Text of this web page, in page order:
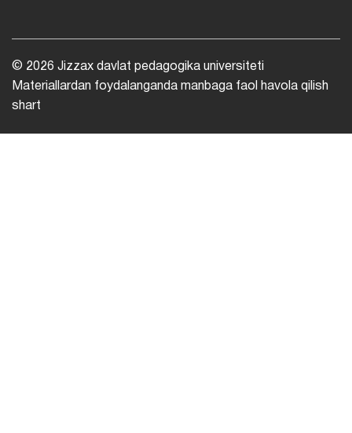
© 2026 Jizzax davlat pedagogika universiteti
Materiallardan foydalanganda manbaga faol havola qilish
shart